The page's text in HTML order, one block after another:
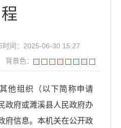
程
时间：2025-06-30 15:27
背景色：
他组织（以下简称申请
政府或濉溪县人民政府办
府信息。本机关在公开政